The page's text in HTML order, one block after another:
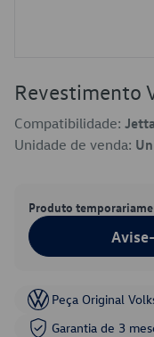
Revestimento
Compatibilidade: Jetta
Unidade de venda:
Produto
Peça Original
Garantia de 3